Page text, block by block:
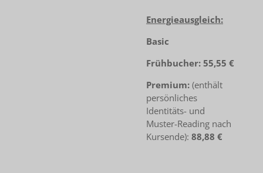
Energieausgleich:
Basic
Frühbucher: 55,55 €
Premium: (enthält
persönliches
Identitäts- und
Muster-Reading nach
Kursende): 88,88 €